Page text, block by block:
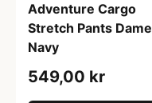
Adventure Cargo
Stretch Pants Dame
Navy
549,00 kr